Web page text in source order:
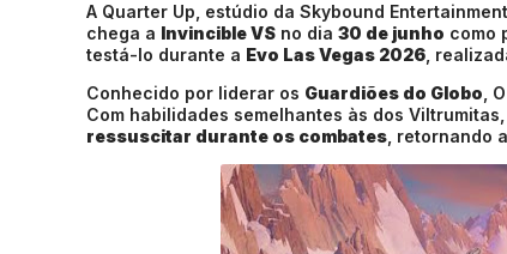
A Quarter Up, estúdio da Skybound
chega a Invincible VS no dia 30 de junho como
testá-lo durante a Evo Las Vegas 2026 ,
Conhecido por liderar os Guardiões do Globo ,
Com habilidades semelhantes às dos
ressuscitar durante os combates , retornando